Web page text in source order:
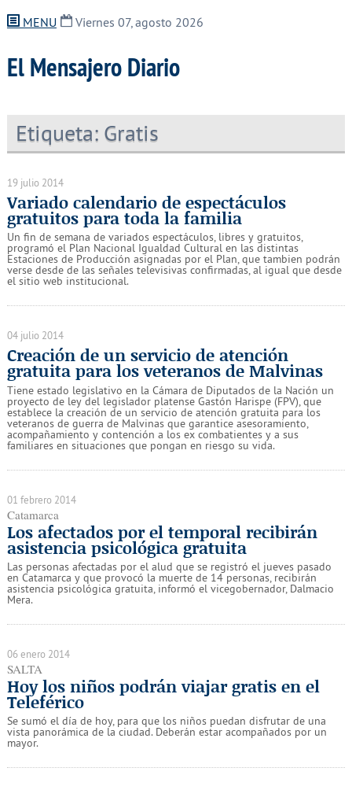
MENU Viernes 07, agosto 2026
El Mensajero Diario
Etiqueta: Gratis
19 julio 2014
Variado calendario de espectáculos
gratuitos para toda la familia
Un fin de semana de variados espectáculos, libres y gratuitos,
programó el Plan Nacional Igualdad Cultural en las distintas
Estaciones de Producción asignadas por el Plan, que tambien podrán
verse desde de las señales televisivas confirmadas, al igual que desde
el sitio web institucional.
04 julio 2014
Creación de un servicio de atención
gratuita para los veteranos de Malvinas
Tiene estado legislativo en la Cámara de Diputados de la Nación un
proyecto de ley del legislador platense Gastón Harispe (FPV), que
establece la creación de un servicio de atención gratuita para los
veteranos de guerra de Malvinas que garantice asesoramiento,
acompañamiento y contención a los ex combatientes y a sus
familiares en situaciones que pongan en riesgo su vida.
01 febrero 2014
Catamarca
Los afectados por el temporal recibirán
asistencia psicológica gratuita
Las personas afectadas por el alud que se registró el jueves pasado
en Catamarca y que provocó la muerte de 14 personas, recibirán
asistencia psicológica gratuita, informó el vicegobernador, Dalmacio
Mera.
06 enero 2014
SALTA
Hoy los niños podrán viajar gratis en el
Teleférico
Se sumó el día de hoy, para que los niños puedan disfrutar de una
vista panorámica de la ciudad. Deberán estar acompañados por un
mayor.